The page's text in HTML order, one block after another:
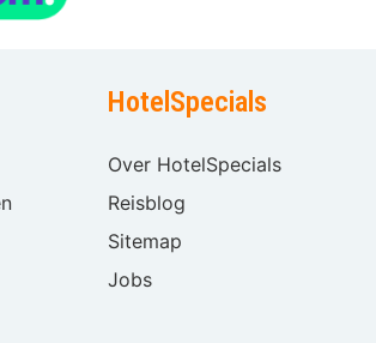
HotelSpecials
Over HotelSpecials
Reisblog
Sitemap
Jobs